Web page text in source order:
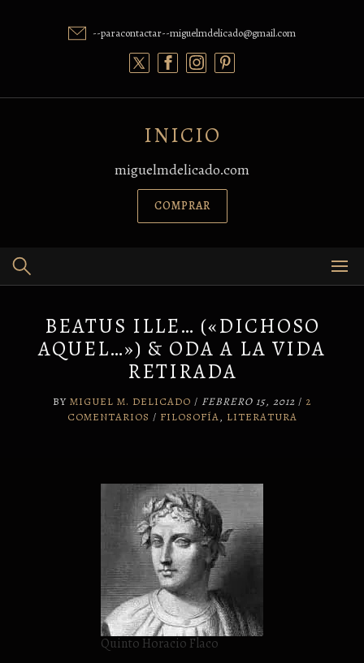
--paracontactar--miguelmdelicado@gmail.com
INICIO
miguelmdelicado.com
COMPRAR
BEATUS ILLE… («DICHOSO
AQUEL…») & ODA A LA VIDA
RETIRADA
BY MIGUEL M. DELICADO / FEBRERO 15, 2012 / 2
COMENTARIOS / FILOSOFÍA, LITERATURA
Quinto Horacio Flaco